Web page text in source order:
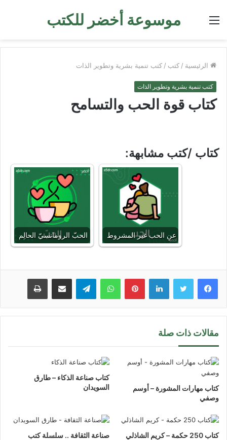
موسوعة أخضر للكتب القائمة
الرئيسية / كتب / كتب تنمية بشرية وتطوير الذات
كتب تنمية بشرية وتطوير الذات
كتاب قوة الحب والتسامح
كتاب /كتب مشابهة:
الحبّ الرومانسيّ الحالِم عنِ الحب غير المشروط
لينكدإن بينتيريستواتساب تيلقرام مشاركة عبر البريد طباعة
مقالات ذات صلة
كتاب مهارات المشورة – أوسم
وصفي
كتاب صناعة الذكاء – طارق
السويدان
كتاب 250 حكمة – كريم الشاذلي
صناعة الثقافة .. سلسلة كتب